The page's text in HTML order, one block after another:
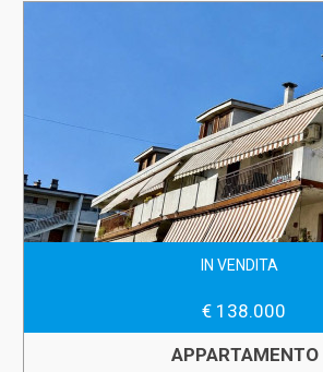
IN VENDITA
€ 138.000
APPARTAMENTO